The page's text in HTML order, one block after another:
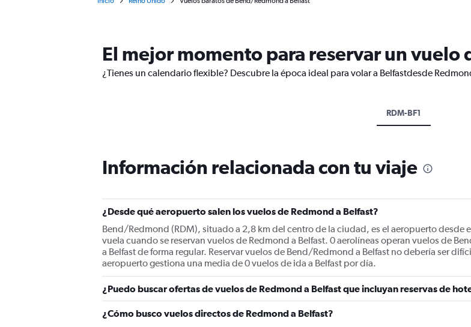
El mejor momento para reservar un vuelo
¿Tienes un calendario flexible? Descubre la época ideal para volar a Belfastdesde
RDM-BF1
Información relacionada con tu viaje
¿Desde qué aeropuerto salen los vuelos de Redmond a Belfast?
Bend/Redmond (RDM), situado a 2,8 km del centro de la ciudad, es el aeropuerto desde
vuela cuando se reservan vuelos de Redmond a Belfast. 0 aerolíneas operan vuelos de
a Belfast de forma regular. Reservar vuelos de Bend/Redmond a Belfast no debería ser
aeropuerto gestiona una media de 0 vuelos de ida a Belfast por día.
¿Puedo buscar ofertas de vuelos de Redmond a Belfast que incluyan reservas de
¿Cómo busco vuelos directos de Redmond a Belfast?